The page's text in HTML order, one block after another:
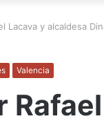
Lacava y alcaldesa
Valencia